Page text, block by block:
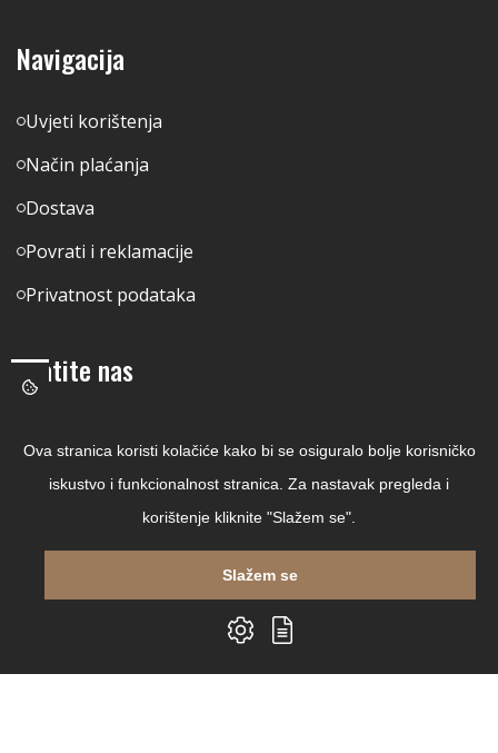
Navigacija
Uvjeti korištenja
Način plaćanja
Dostava
Povrati i reklamacije
Privatnost podataka
Pratite nas
Linkedin
Ova stranica koristi kolačiće kako bi se osiguralo bolje korisničko
iskustvo i funkcionalnost stranica. Za nastavak pregleda i
korištenje kliknite "Slažem se".
Slažem se